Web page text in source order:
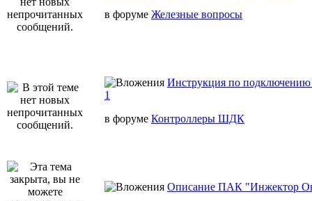
в форуме Железные вопросы
Инструкция по
1
в форуме Контроллеры ШДК
Описание ПАК "Инжектор